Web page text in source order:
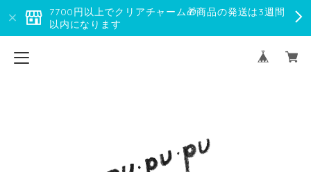
7700円以上でクリアチャーム🎁商品の発送は3週間
以内になります